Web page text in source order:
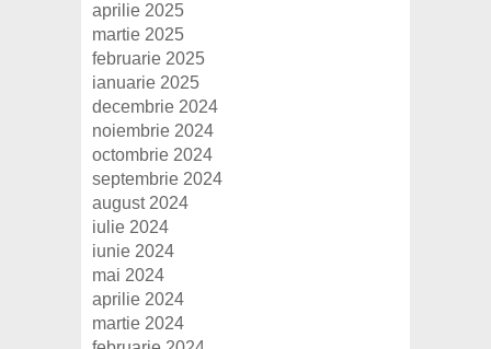
aprilie 2025
martie 2025
februarie 2025
ianuarie 2025
decembrie 2024
noiembrie 2024
octombrie 2024
septembrie 2024
august 2024
iulie 2024
iunie 2024
mai 2024
aprilie 2024
martie 2024